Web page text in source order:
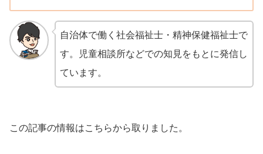
自治体で働く社会福祉士・精神保健福祉士で
す。児童相談所などでの知見をもとに発信し
ています。
この記事の情報はこちらから取りました。